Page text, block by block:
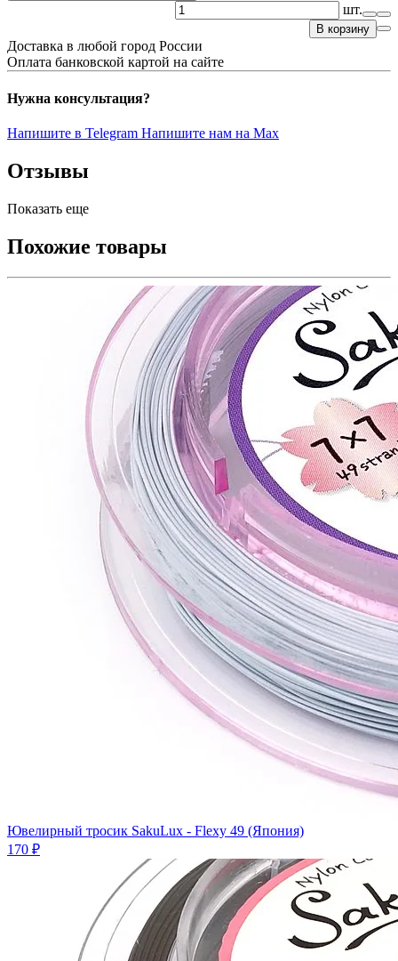
шт.
В корзину
Доставка в любой город России
Оплата банковской картой на сайте
Нужна консультация?
Напишите в Telegram Напишите нам на Max
Отзывы
Показать еще
Похожие товары
Ювелирный тросик SakuLux - Flexy 49 (Япония)
170 ₽